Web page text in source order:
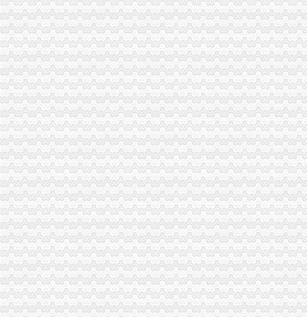
南山公司注册代理记账报税龙华进出口经营权申请_深圳博远知识产权
注册南山外资公司-商务服务
2017年深圳南山办理进出口权应该注意什么？
深圳市南山科技园一般纳税人公司注册、外资公司注册-深圳58同城
深圳南山外贸公司如何办理进出口退税-中介代理
南山注册公司,南山代理记账报税,进出口经营权快速办-深圳58同城
深圳市海鹏进出口贸易公司南山分公司联系方式_信用报告_工商信息-
【置业公司注册进出口公司注册房地产公司注册】-南山科技园易登网
在深圳南山申请进出口权有什么好处深圳其他注册今题网
华侨城代理注册公司南山区白石洲代办营业执照代办个体工商户-一
南山村公司注册_南山村注册公司_南山村代办注册公司_南山村代理公
深圳公司变更：南山前海专业快速免费注册公司.价办理进出口权-
深圳南山代办营业执照,南山申请进出口经营_志趣网
深圳市海鹏进出口贸易南山分公司
南山海外公司注册_南山代办海外公司注册_南山代理海外公司注册-qd8
科技园代理注册公司南山科技园代办营业执照大冲个体工商户-久久信
出口注册公司_出口注册厂家_公司黄页-阿里巴巴
赣州市南山进出口贸易有限公司
南山有代理注册公司吗哪家注册代理公司好_深圳赢态企业咨询_新浪博
【代办深圳南山区申请进出口经营权】价格_厂家_图片-Hc360慧聪网
提供深圳南山进口/深圳南山进口代理/南山进口报关（图）-供应信息-
深圳市南山区科技公司注册流程《官方一览表,深圳市南山区科技公司